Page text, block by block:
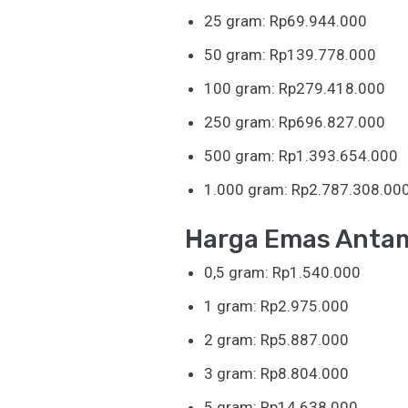
25 gram: Rp69.944.000
50 gram: Rp139.778.000
100 gram: Rp279.418.000
250 gram: Rp696.827.000
500 gram: Rp1.393.654.000
1.000 gram:
Harga Emas
0,5 gram: Rp1.540.000
1 gram: Rp2.975.000
2 gram: Rp5.887.000
3 gram: Rp8.804.000